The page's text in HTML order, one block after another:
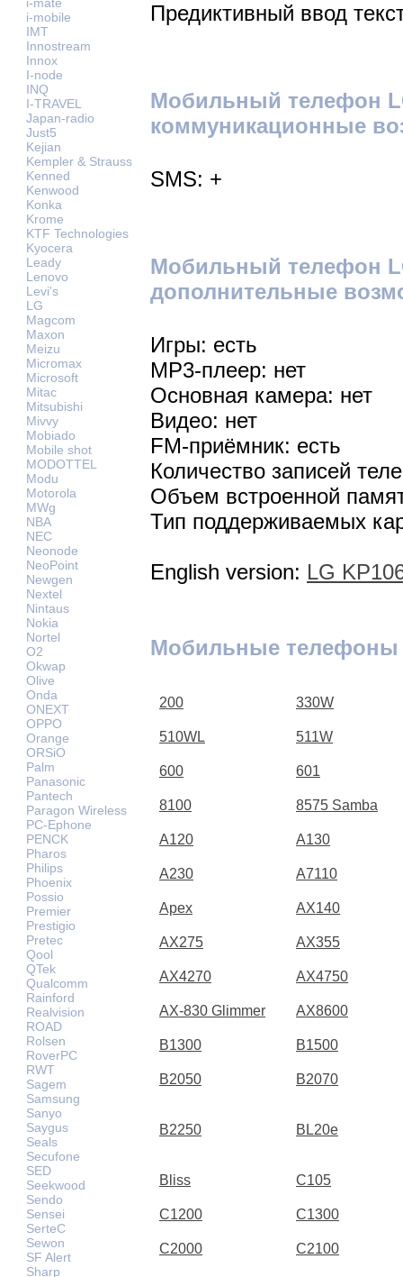
i-mobile
IMT
Innostream
Innox
I-node
INQ
I-TRAVEL
Japan-radio
Just5
Kejian
Kempler & Strauss
Kenned
Kenwood
Konka
Krome
KTF Technologies
Kyocera
Leady
Lenovo
Levi's
LG
Magcom
Maxon
Meizu
Micromax
Microsoft
Mitac
Mitsubishi
Mivvy
Mobiado
Mobile shot
MODOTTEL
Modu
Motorola
MWg
NBA
NEC
Neonode
NeoPoint
Newgen
Nextel
Nintaus
Nokia
Nortel
O2
Okwap
Olive
Onda
ONEXT
OPPO
Orange
ORSiO
Palm
Panasonic
Pantech
Paragon Wireless
PC-Ephone
PENCK
Pharos
Philips
Phoenix
Possio
Premier
Prestigio
Pretec
Qool
QTek
Qualcomm
Rainford
Realvision
ROAD
Rolsen
RoverPC
RWT
Sagem
Samsung
Sanyo
Saygus
Seals
Secufone
SED
Seekwood
Sendo
Sensei
SerteC
Sewon
SF Alert
Sharp
Предиктивный ввод
Мобильный телефон
коммуникационные
SMS: +
Мобильный телефон
дополнительные
Игры: есть
MP3-плеер: нет
Основная камера: нет
Видео: нет
FM-приёмник: есть
Количество записей
Объем встроенной
Тип поддерживаемых
English version: LG
Мобильные телефоны
200 330W
510WL 511W
600 601
8100 8575 Samba
A120 A130
A230 A7110
Apex AX140
AX275 AX355
AX4270 AX4750
AX-830 Glimmer AX8600
B1300 B1500
B2050 B2070
B2250 BL20e
Bliss C105
C1200 C1300
C2000 C2100